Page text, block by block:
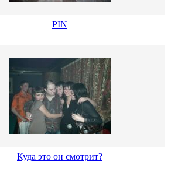
PIN
Куда это он смотрит?